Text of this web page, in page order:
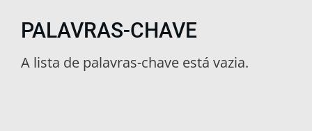
PALAVRAS-CHAVE
A lista de palavras-chave está vazia.